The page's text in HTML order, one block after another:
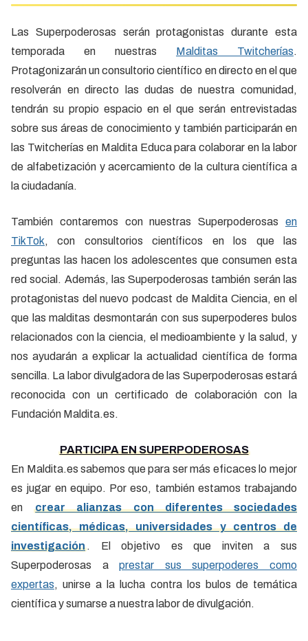
Las Superpoderosas serán protagonistas durante esta
temporada en nuestras Malditas Twitcherías.
Protagonizarán un consultorio científico en directo en el que
resolverán en directo las dudas de nuestra comunidad,
tendrán su propio espacio en el que serán entrevistadas
sobre sus áreas de conocimiento y también participarán en
las Twitcherías en Maldita Educa para colaborar en la labor
de alfabetización y acercamiento de la cultura científica a
la ciudadanía.
También contaremos con nuestras Superpoderosas en
TikTok, con consultorios científicos en los que las
preguntas las hacen los adolescentes que consumen esta
red social. Además, las Superpoderosas también serán las
protagonistas del nuevo podcast de Maldita Ciencia, en el
que las malditas desmontarán con sus superpoderes bulos
relacionados con la ciencia, el medioambiente y la salud, y
nos ayudarán a explicar la actualidad científica de forma
sencilla. La labor divulgadora de las Superpoderosas estará
reconocida con un certificado de colaboración con la
Fundación Maldita.es.
PARTICIPA EN SUPERPODEROSAS
En Maldita.es sabemos que para ser más eficaces lo mejor
es jugar en equipo. Por eso, también estamos trabajando
encrear alianzas con diferentes sociedades
científicas, médicas, universidades y centros de
investigación . El objetivo es que inviten a sus
Superpoderosas aprestar sus superpoderes como
expertas, unirse a la lucha contra los bulos de temática
científica y sumarse a nuestra labor de divulgación.